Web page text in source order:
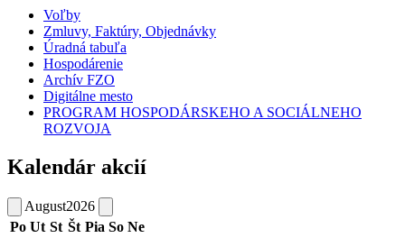
Voľby
Zmluvy, Faktúry, Objednávky
Úradná tabuľa
Hospodárenie
Archív FZO
Digitálne mesto
PROGRAM HOSPODÁRSKEHO A SOCIÁLNEHO
ROZVOJA
Kalendár akcií
August2026
Po Ut St Št Pia So Ne